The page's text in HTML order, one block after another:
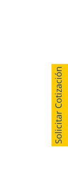
Solicitar Cotización